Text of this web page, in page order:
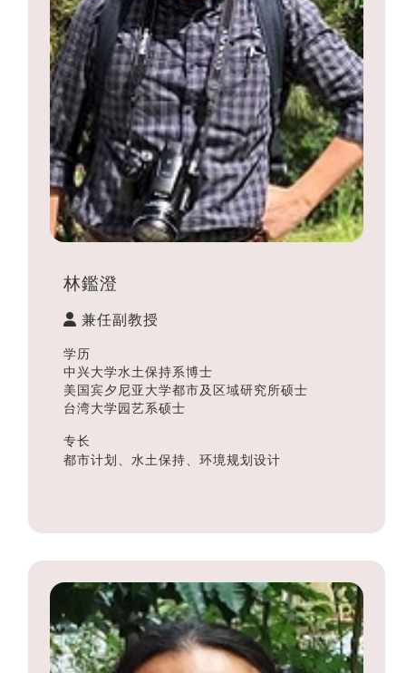
林鑑澄
兼任副教授
学历
中兴大学水土保持系博士
美国宾夕尼亚大学都市及区域研究所硕士
台湾大学园艺系硕士
专长
都市计划、水土保持、环境规划设计